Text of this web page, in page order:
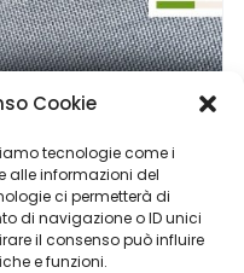
Cookie
tecnologie come i
alle informazioni del
ci permetterà di
di navigazione o ID unici
il consenso può influire
e funzioni.
Originale Azzurro